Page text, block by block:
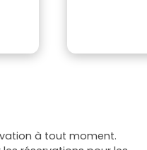
à tout moment.